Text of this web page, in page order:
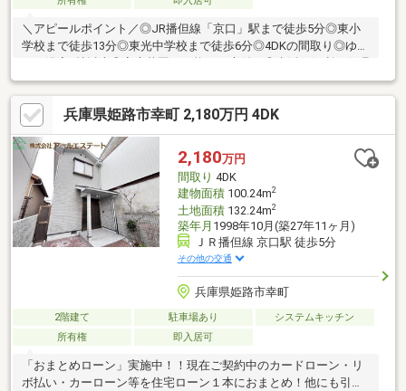
＼アピールポイント／◎JR播但線「京口」駅まで徒歩5分◎東小
学校まで徒歩13分◎東光中学校まで徒歩6分◎4DKの間取り◎ゆっ
境です■ハウスドゥ中地南は、家を「売りたい」「買いたい」と
いうお客様へ、豊富で鮮度の高い情報を迅速にお届けします。ロ
ーン返済計画や家計の見直し相談も可能ですので、ぜひご相談く
ださい！
兵庫県姫路市幸町 2,180万円 4DK
2,180万円
間取り 4DK
建物面積100.24m2
土地面積132.24m2
築年月 1998年10月(築27年11ヶ月)
ＪＲ播但線 京口駅 徒歩5分
その他の交通
兵庫県姫路市幸町
2階建て 駐車場あり
システムキッチン
所有権
即入居可
「おまとめローン」実施中！！現在ご契約中のカードローン・リ
ボ払い・カーローン等を住宅ローン１本におまとめ！他にも引越